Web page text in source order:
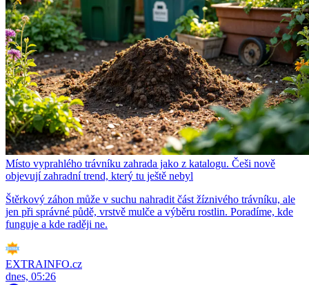
Místo vyprahlého trávníku zahrada jako z katalogu. Češi nově
objevují zahradní trend, který tu ještě nebyl
Štěrkový záhon může v suchu nahradit část žíznivého trávníku, ale
jen při správné půdě, vrstvě mulče a výběru rostlin. Poradíme, kde
funguje a kde raději ne.
EXTRAINFO.cz
dnes, 05:26